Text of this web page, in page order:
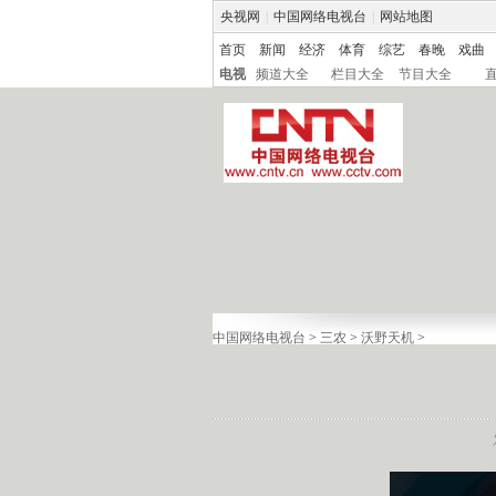
央视网 中国网络电视台 网站地图
首页 新闻 经济 体育 综艺 春晚
戏曲
电视
频道大全 栏目大全 节目大全
中国网络电视台 > 三农 > 沃野天机 >